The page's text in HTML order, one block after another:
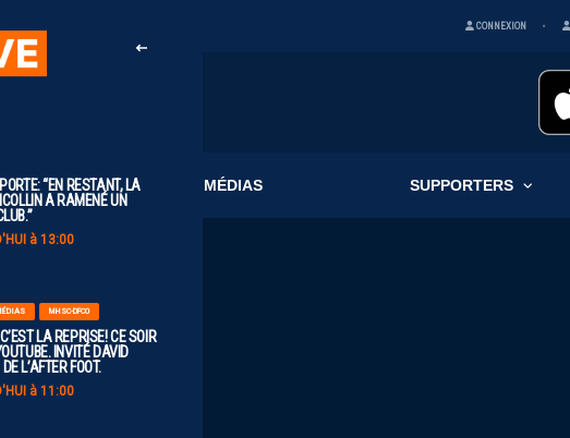
CONNEXION
MÉDIAS SUPPORTERS
“EN RESTANT, LA
A RAMENÉ UN
à 13:00
MHSC-DFCO
LA REPRISE! CE SOIR
INVITÉ DAVID
L’AFTER FOOT.
à 11:00